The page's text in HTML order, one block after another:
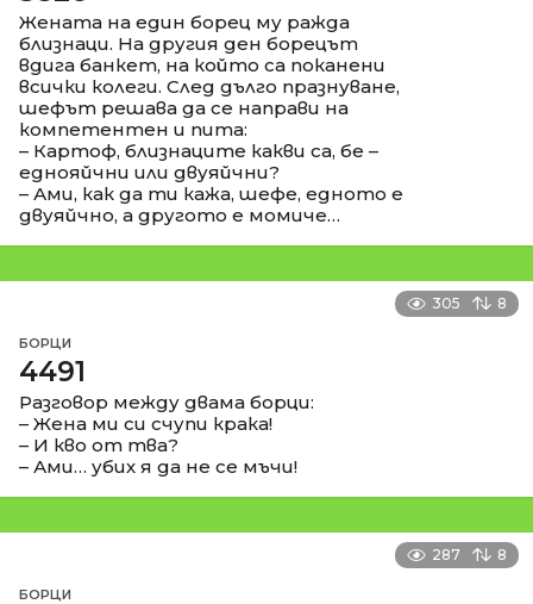
Жената на един борец му ражда
близнаци. На другия ден борецът
вдига банкет, на който са поканени
всички колеги. След дълго празнуване,
шефът решава да се направи на
компетентен и пита:
– Картоф, близнаците какви са, бе –
еднояйчни или двуяйчни?
– Ами, как да ти кажа, шефе, едното е
двуяйчно, а другото е момиче…
305 8
БОРЦИ
4491
Разговор между двама борци:
– Жена ми си счупи крака!
– И кво от тва?
– Ами… убих я да не се мъчи!
287 8
БОРЦИ